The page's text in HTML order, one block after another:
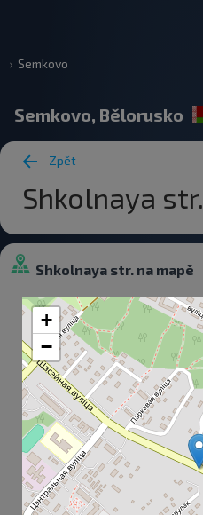
Semkovo
Semkovo, Bělorusko
Zpět
Shkolnaya str.
Shkolnaya str. na mapě
+
−